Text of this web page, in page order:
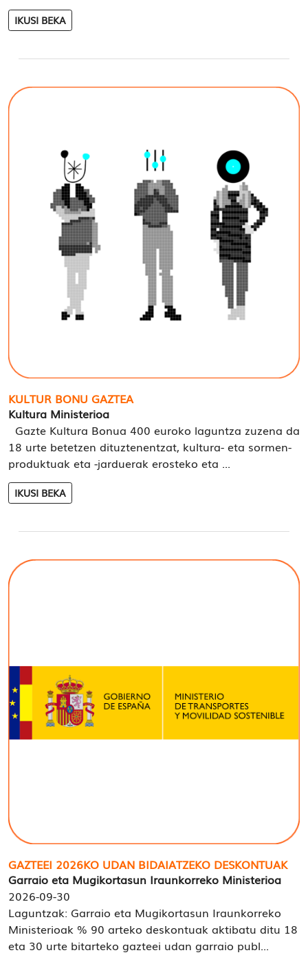
IKUSI BEKA
KULTUR BONU GAZTEA
Kultura Ministerioa
Gazte Kultura Bonua 400 euroko laguntza zuzena da
18 urte betetzen dituztenentzat, kultura- eta sormen-
produktuak eta -jarduerak erosteko eta ...
IKUSI BEKA
GAZTEEI 2026KO UDAN BIDAIATZEKO DESKONTUAK
Garraio eta Mugikortasun Iraunkorreko Ministerioa
2026-09-30
Laguntzak: Garraio eta Mugikortasun Iraunkorreko
Ministerioak % 90 arteko deskontuak aktibatu ditu 18
eta 30 urte bitarteko gazteei udan garraio publ...